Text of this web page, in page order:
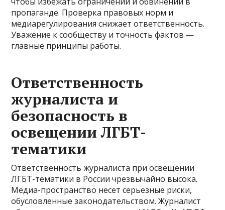
пропаганде. Проверка правовых норм и
медиарегулирования снижает ответственность.
Уважение к сообществу и точность фактов —
главные принципы работы.
Ответственность
журналиста и
безопасность в
освещении ЛГБТ-
тематики
Ответственность журналиста при освещении
ЛГБТ-тематики в России чрезвычайно высока.
Медиа-пространство несет серьезные риски,
обусловленные законодательством. Журналист